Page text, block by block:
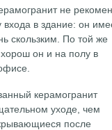
не
входа в здание: он
скользким.
По той же
он и на полу в
керамогранит
уходе, чем
после